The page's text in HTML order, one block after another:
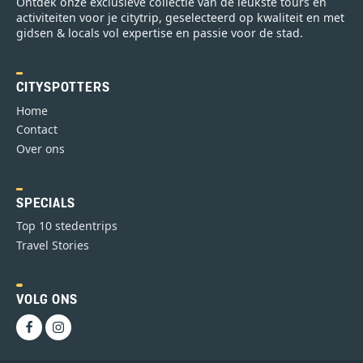
activiteiten voor je citytrip, geselecteerd op kwaliteit en met
gidsen & locals vol expertise en passie voor de stad.
CITYSPOTTERS
Home
Contact
Over ons
SPECIALS
Top 10 stedentrips
Travel Stories
VOLG ONS